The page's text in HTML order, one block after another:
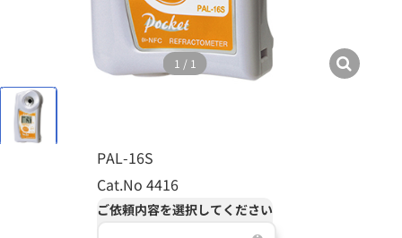
1 / 1
PAL-16S
Cat.No 4416
ご依頼内容を選択してください